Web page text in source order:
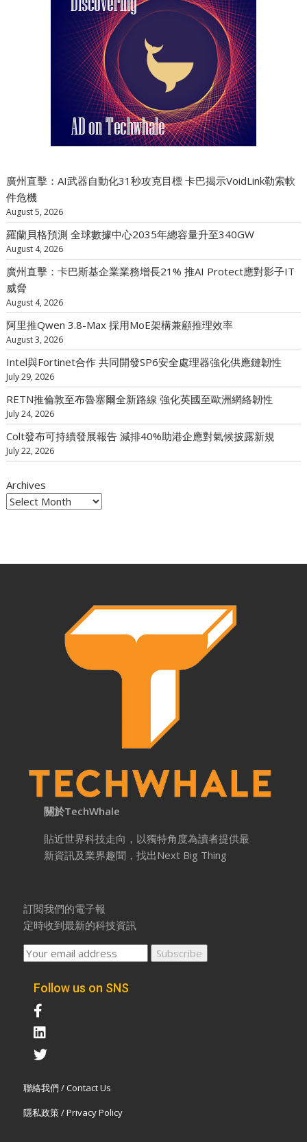
廣州直擊：AI武器自動化31秒攻克目標 卡巴揭示VoidLink勒索軟
件危機
August 5, 2026
羅蘭貝格預測 全球數據中心2035年總容量升至340GW
August 4, 2026
廣州直擊：卡巴斯基企業業務增長21% 推AI Protect應對影子IT
威脅
August 4, 2026
阿里推Qwen 3.8-Max 採用MoE架構兼顧推理效率
August 3, 2026
Intel與Fortinet合作 共同開發SP6安全處理器強化供應鏈韌性
July 29, 2026
RETN推倫敦至布魯塞爾全新路線 強化英國至歐洲網絡韌性
July 24, 2026
Colt發布可持續發展報告 減排40%助港企應對氣候披露新規
July 22, 2026
Archives
關於TechWhale
貼近世界科技走向，以獨特角度為讀者提供最
新資訊及業界趣聞，找出Next Big Thing
訂閱我們的電子報
定時收到最新的科技資訊
Follow us on SNS
聯絡我們 / Contact Us
隱私政策 / Privacy Policy